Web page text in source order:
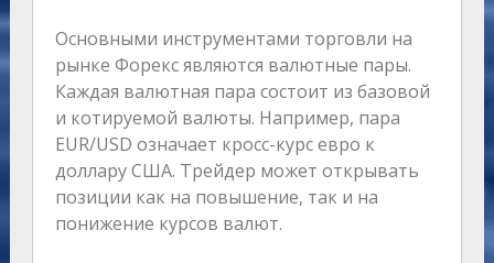
Основными инструментами торговли на
рынке Форекс являются валютные пары.
Каждая валютная пара состоит из базовой
и котируемой валюты. Например, пара
EUR/USD означает кросс-курс евро к
доллару США. Трейдер может открывать
позиции как на повышение, так и на
понижение курсов валют.